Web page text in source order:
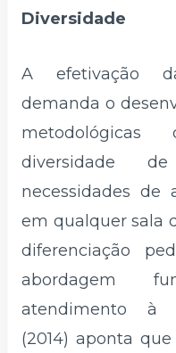
Diversidade
A efetivação
demanda o
diversidade
necessidades de
em qualquer sala
diferenciação
abordagem
atendimento à
(2014) aponta